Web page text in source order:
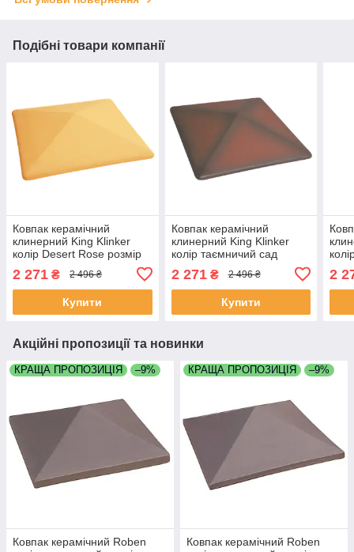
Подібні товари компанії
Ковпак керамічний
клинерний King Klinker
колір Desert Rose розмір
2 271 ₴ 2 496 ₴
Купити
Ковпак керамічний
клинерний King Klinker
колір таємничий сад
2 271₴ 2 496 ₴
Купити
2
Акційні пропозиції та новинки
КРАЩА ПРОПОЗИЦІЯ –9%
Ковпак керамічний Roben
КРАЩА ПРОПОЗИЦІЯ –9%
Ковпак керамічний Roben